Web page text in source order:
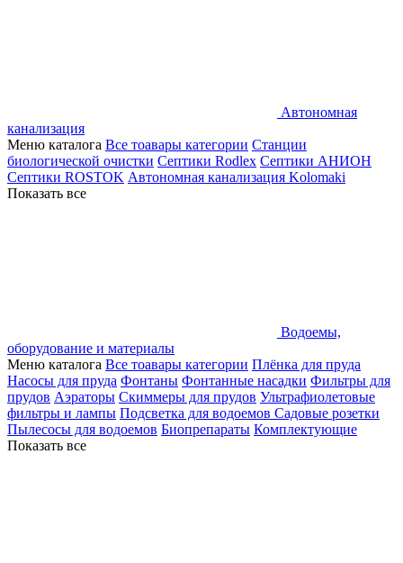
Автономная
канализация
Меню каталога Все тоавары категории Станции
биологической очистки Септики Rodlex Септики АНИОН
Септики ROSTOK Автономная канализация Kolomaki
Показать все
Водоемы,
оборудование и материалы
Меню каталога Все тоавары категории Плёнка для пруда
Насосы для пруда Фонтаны Фонтанные насадки Фильтры для
прудов Аэраторы Скиммеры для прудов Ультрафиолетовые
фильтры и лампы Подсветка для водоемов Садовые розетки
Пылесосы для водоемов Биопрепараты Комплектующие
Показать все